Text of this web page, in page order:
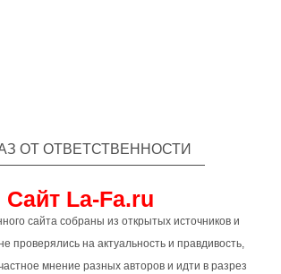
ОТ ОТВЕТСТВЕННОСТИ
Сайт La-Fa.ru
сайта собраны из открытых источников и
проверялись на актуальность и правдивость,
мнение разных авторов и идти в разрез